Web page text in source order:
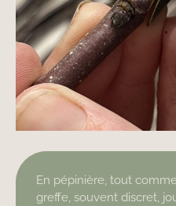
En pépinière, tout
greffe, souvent discret,